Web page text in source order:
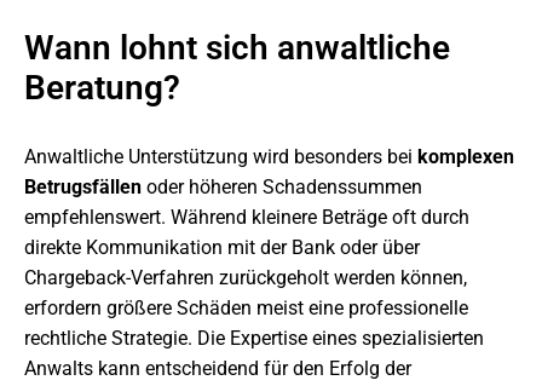
Wann lohnt sich anwaltliche
Beratung?
Anwaltliche Unterstützung wird besonders bei komplexen
Betrugsfällen oder höheren Schadenssummen
empfehlenswert. Während kleinere Beträge oft durch
direkte Kommunikation mit der Bank oder über
Chargeback-Verfahren zurückgeholt werden können,
erfordern größere Schäden meist eine professionelle
rechtliche Strategie. Die Expertise eines spezialisierten
Anwalts kann entscheidend für den Erfolg der